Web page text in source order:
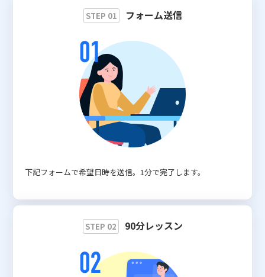
STEP 01 フォーム送信
下記フォームで希望日時を送信。1分で完了します。
STEP 02 90分レッスン